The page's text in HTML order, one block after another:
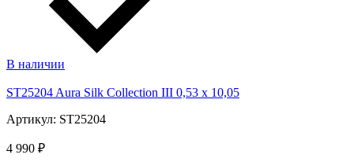
В наличии
ST25204 Aura Silk Collection III 0,53 x 10,05
Артикул: ST25204
4 990 ₽